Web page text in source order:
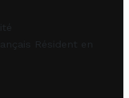
Résident en